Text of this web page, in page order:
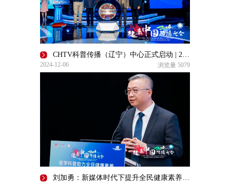
CHTV科普传播（辽宁）中心正式启动 | 2024健康中国传播大会
2024-12-06 浏览量 5079
刘加勇：新媒体时代下提升全民健康素养的策略与愿景 | 2024健康中国传播大会